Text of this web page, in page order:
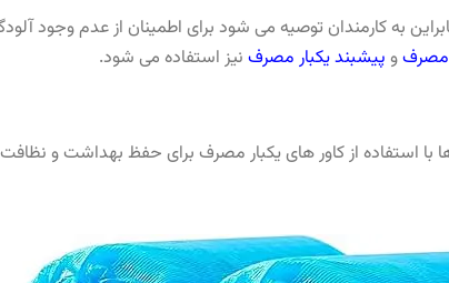
به کارمندان توصیه می شود برای اطمینان از عدم وجود
مصرفو پیشبند یکبار مصرف نیز استفاده می شود.
با استفاده از کاور های یکبار مصرف برای حفظ بهداشت و